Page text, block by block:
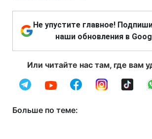
Не упустите главное!
наши обновления в
Или читайте нас там, где вам
Больше по теме: